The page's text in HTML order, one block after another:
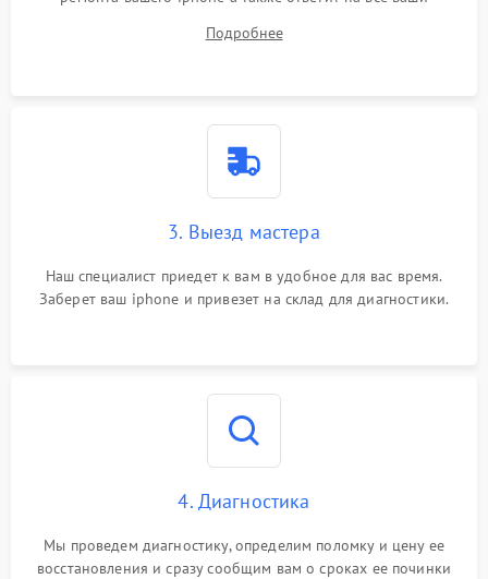
Подробнее
3. Выезд мастера
Наш специалист приедет к вам в удобное для вас время.
Заберет ваш iphone и привезет на склад для диагностики.
4. Диагностика
Мы проведем диагностику, определим поломку и цену ее
восстановления и сразу сообщим вам о сроках ее починки